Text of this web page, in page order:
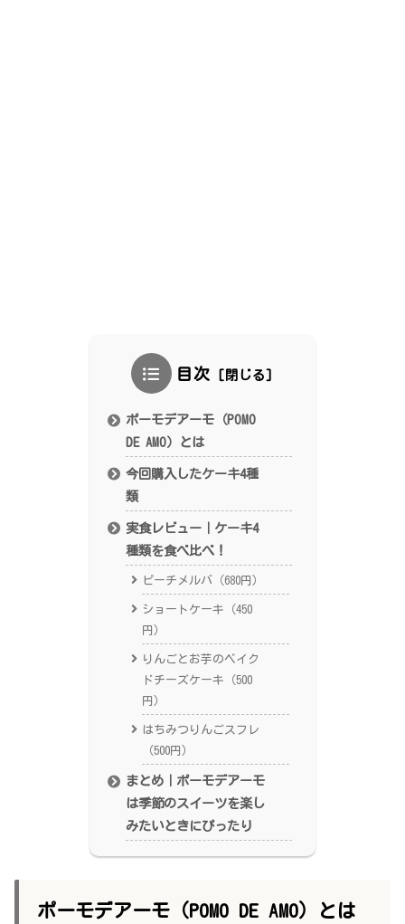
目次
ポーモデアーモ（POMO
DE AMO）とは
今回購入したケーキ4種
類
実食レビュー｜ケーキ4
種類を食べ比べ！
ピーチメルバ（680円）
ショートケーキ（450
円）
りんごとお芋のベイク
ドチーズケーキ（500
円）
はちみつりんごスフレ
（500円）
まとめ｜ポーモデアーモ
は季節のスイーツを楽し
みたいときにぴったり
ポーモデアーモ（POMO DE AMO）とは